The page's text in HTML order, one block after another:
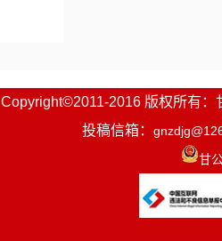
Copyright©2011-2016 版权所有：
投稿信箱：
甘